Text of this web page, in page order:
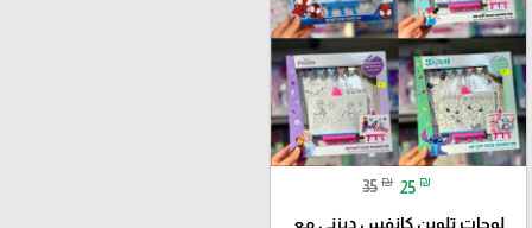
35 ₪ 25 ₪
لوحات تلوين كانفس ديزني مع